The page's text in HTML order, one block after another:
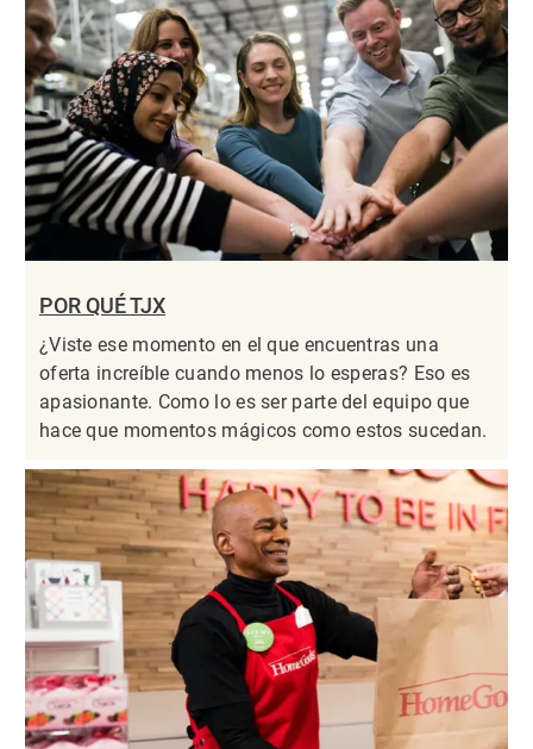
POR QUÉ TJX
¿Viste ese momento en el que encuentras una
oferta increíble cuando menos lo esperas? Eso es
apasionante. Como lo es ser parte del equipo que
hace que momentos mágicos como estos sucedan.